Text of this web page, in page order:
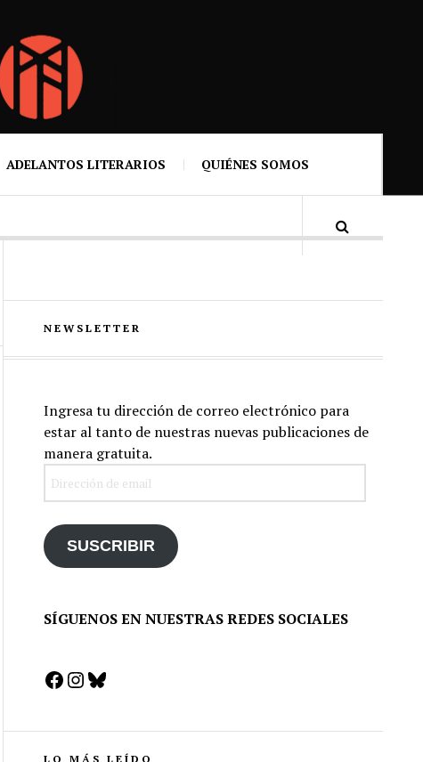
ADELANTOS LITERARIOS QUIÉNES SOMOS
NEWSLETTER
Ingresa tu dirección de correo electrónico para
estar al tanto de nuestras nuevas publicaciones de
manera gratuita.
SUSCRIBIR
SÍGUENOS EN NUESTRAS REDES SOCIALES
Facebook
Instagram
Bluesky
LO MÁS LEÍDO